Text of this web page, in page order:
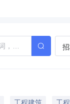
工程建筑
工程